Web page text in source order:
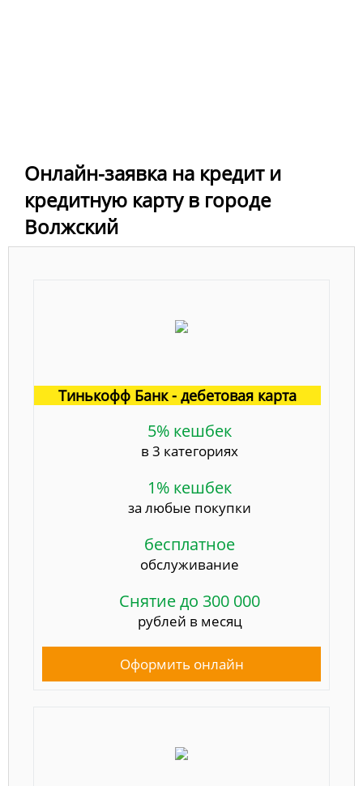
Онлайн-заявка на кредит и
кредитную карту в городе
Волжский
Тинькофф Банк - дебетовая карта
5% кешбек
в 3 категориях
1% кешбек
за любые покупки
бесплатное
обслуживание
Снятие до 300 000
рублей в месяц
Оформить онлайн